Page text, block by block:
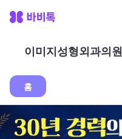
이미지성형외과의원
홈